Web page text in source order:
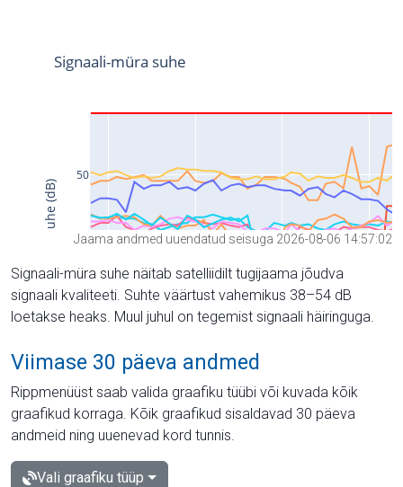
Jaama andmed uuendatud seisuga 2026-08-06 14:57:02
Signaali-müra suhe näitab satelliidilt tugijaama jõudva
signaali kvaliteeti. Suhte väärtust vahemikus 38–54 dB
loetakse heaks. Muul juhul on tegemist signaali häiringuga.
Viimase 30 päeva andmed
Rippmenüüst saab valida graafiku tüübi või kuvada kõik
graafikud korraga. Kõik graafikud sisaldavad 30 päeva
andmeid ning uuenevad kord tunnis.
Vali graafiku tüüp